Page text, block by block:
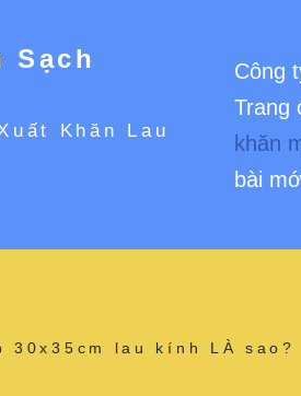
Sạch
Khăn Lau
Công
Trang
khăn
bài
30x35cm lau kính LÀ sao?